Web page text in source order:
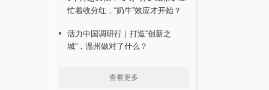
忙着收分红，“奶牛”效应才开始？
活力中国调研行｜打造“创新之
城”，温州做对了什么？
查看更多